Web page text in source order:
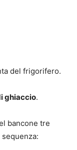
del frigorifero.
ghiaccio.
bancone tre